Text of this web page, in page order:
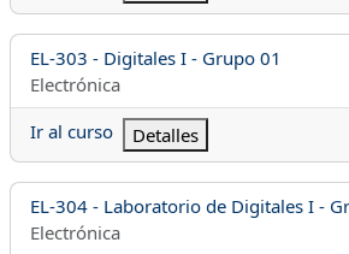
Nombre del curso
EL-303 - Digitales I - Grupo 01
Categoría del curso
Electrónica
Ir al curso
Detalles
Nombre del curso
EL-304 - Laboratorio de Digitales I -
Categoría del curso
Electrónica